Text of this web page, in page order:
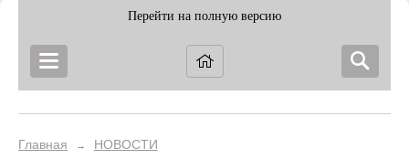
Перейти на полную версию
Главная → НОВОСТИ